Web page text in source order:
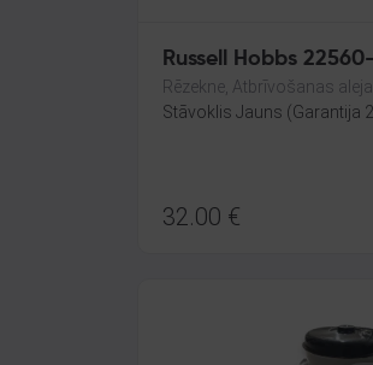
Russell Hobbs
Rēzekne, Atbrīvošanas
Stāvoklis Jauns (Garantija
32.00 €